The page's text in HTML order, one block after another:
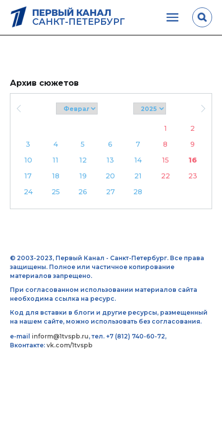
ПЕРВЫЙ КАНАЛ
САНКТ-ПЕТЕРБУРГ
Архив сюжетов
1
2
3
4 5 6 7 8
9
10
11 12 13 14 15
16
17
18 19 20 21 22
23
24
25 26 27 28
© 2003-2023, Первый Канал - Санкт-Петербург. Все права
защищены. Полное или частичное копирование
материалов запрещено.
При согласованном использовании материалов сайта
необходима ссылка на ресурс.
Код для вставки в блоги и другие ресурсы, размещенный
на нашем сайте, можно использовать без согласования.
e-mail inform@1tvspb.ru, тел. +7 (812) 740-60-72,
Вконтакте: vk.com/1tvspb